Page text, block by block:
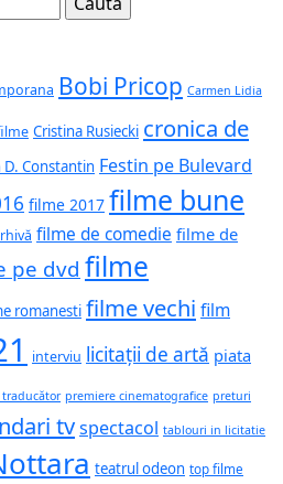
Bobi Pricop Carmen Lidia
Cristina Rusiecki cronica de
D. Constantin Festin pe Bulevard
filme 2017 filme bune
filme de comedie filme de
pe dvd filme
romanesti filme vechi film
interviu licitații de artă piata
traducător premiere cinematografice preturi
tvspectacol tablouri in licitatie
teatrul odeon top filme